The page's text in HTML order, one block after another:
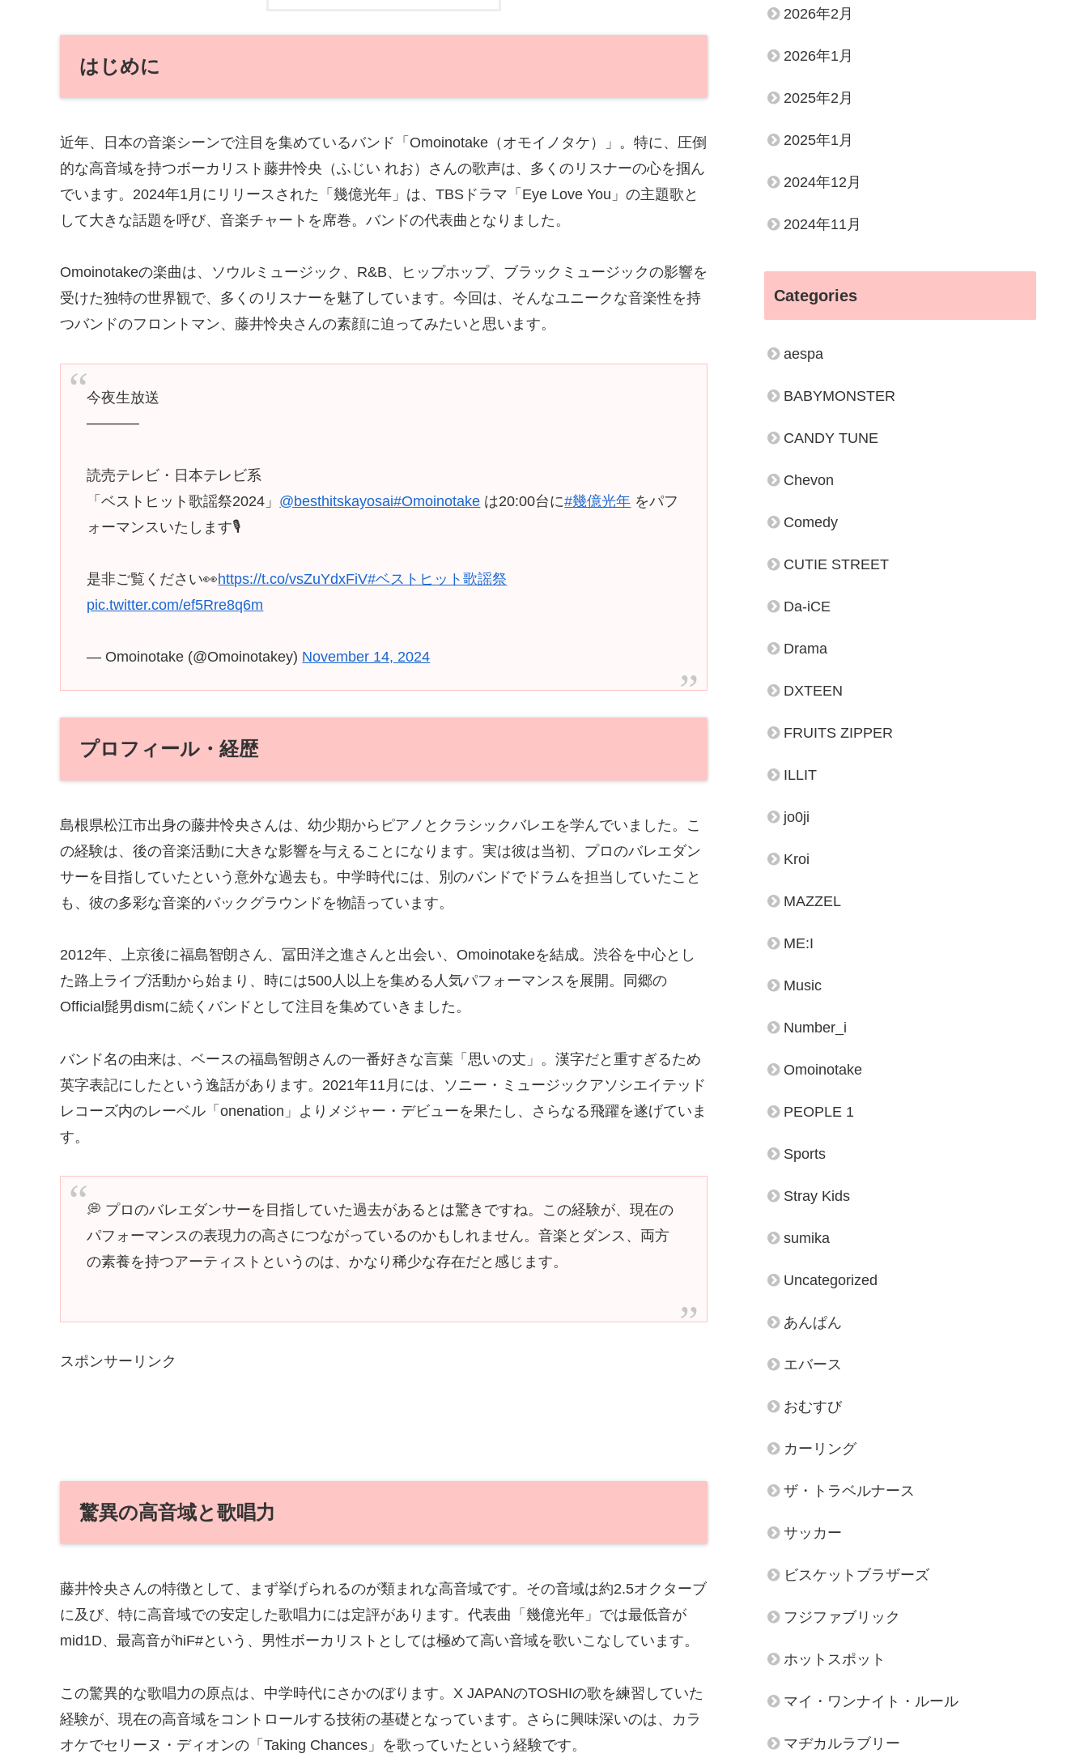
はじめに
近年、日本の音楽シーンで注目を集めているバンド「Omoinotake（オモイノタケ）」。特に、圧倒
的な高音域を持つボーカリスト藤井怜央（ふじい れお）さんの歌声は、多くのリスナーの心を掴ん
でいます。2024年1月にリリースされた「幾億光年」は、TBSドラマ「Eye Love You」の主題歌と
して大きな話題を呼び、音楽チャートを席巻。バンドの代表曲となりました。
Omoinotakeの楽曲は、ソウルミュージック、R&B、ヒップホップ、ブラックミュージックの影響を
受けた独特の世界観で、多くのリスナーを魅了しています。今回は、そんなユニークな音楽性を持
つバンドのフロントマン、藤井怜央さんの素顔に迫ってみたいと思います。
今夜生放送
─────
読売テレビ・日本テレビ系
「ベストヒット歌謡祭2024」 @besthitskayosai#Omoinotake は20:00台に#幾億光年 をパフ
ォーマンスいたします🎙️
是非ご覧ください👀https://t.co/vsZuYdxFiV#ベストヒット歌謡祭
pic.twitter.com/ef5Rre8q6m
— Omoinotake (@Omoinotakey) November 14, 2024
プロフィール・経歴
島根県松江市出身の藤井怜央さんは、幼少期からピアノとクラシックバレエを学んでいました。こ
の経験は、後の音楽活動に大きな影響を与えることになります。実は彼は当初、プロのバレエダン
サーを目指していたという意外な過去も。中学時代には、別のバンドでドラムを担当していたこと
も、彼の多彩な音楽的バックグラウンドを物語っています。
2012年、上京後に福島智朗さん、冨田洋之進さんと出会い、Omoinotakeを結成。渋谷を中心とし
た路上ライブ活動から始まり、時には500人以上を集める人気パフォーマンスを展開。同郷の
Official髭男dismに続くバンドとして注目を集めていきました。
バンド名の由来は、ベースの福島智朗さんの一番好きな言葉「思いの丈」。漢字だと重すぎるため
英字表記にしたという逸話があります。2021年11月には、ソニー・ミュージックアソシエイテッド
レコーズ内のレーベル「onenation」よりメジャー・デビューを果たし、さらなる飛躍を遂げていま
す。
💭 プロのバレエダンサーを目指していた過去があるとは驚きですね。この経験が、現在の
パフォーマンスの表現力の高さにつながっているのかもしれません。音楽とダンス、両方
の素養を持つアーティストというのは、かなり稀少な存在だと感じます。
スポンサーリンク
驚異の高音域と歌唱力
藤井怜央さんの特徴として、まず挙げられるのが類まれな高音域です。その音域は約2.5オクターブ
に及び、特に高音域での安定した歌唱力には定評があります。代表曲「幾億光年」では最低音が
mid1D、最高音がhiF#という、男性ボーカリストとしては極めて高い音域を歌いこなしています。
この驚異的な歌唱力の原点は、中学時代にさかのぼります。X JAPANのTOSHIの歌を練習していた
経験が、現在の高音域をコントロールする技術の基礎となっています。さらに興味深いのは、カラ
オケでセリーヌ・ディオンの「Taking Chances」を歌っていたという経験です。
2026年2月
2026年1月
2025年2月
2025年1月
2024年12月
2024年11月
Categories
aespa
BABYMONSTER
CANDY TUNE
Chevon
Comedy
CUTIE STREET
Da-iCE
Drama
DXTEEN
FRUITS ZIPPER
ILLIT
jo0ji
Kroi
MAZZEL
ME:I
Music
Number_i
Omoinotake
PEOPLE 1
Sports
Stray Kids
sumika
Uncategorized
あんぱん
エバース
おむすび
カーリング
ザ・トラベルナース
サッカー
ビスケットブラザーズ
フジファブリック
ホットスポット
マイ・ワンナイト・ルール
マヂカルラブリー